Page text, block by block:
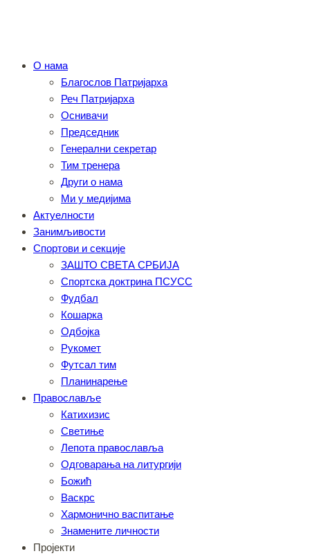
О нама
Благослов Патријарха
Реч Патријарха
Оснивачи
Председник
Генерални секретар
Тим тренера
Други о нама
Ми у медијима
Актуелности
Занимљивости
Спортови и секције
ЗАШТО СВЕТА СРБИЈА
Спортска доктрина ПСУСС
Фудбал
Кошарка
Одбојка
Рукомет
Футсал тим
Планинарење
Православље
Катихизис
Светиње
Лепота православља
Одговарања на литургији
Божић
Васкрс
Хармонично васпитање
Знамените личности
Пројекти